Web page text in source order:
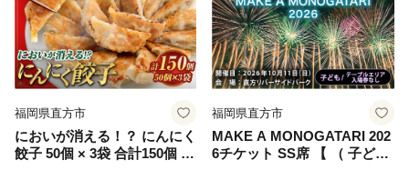
福岡県直方市
においが消える！？ にんにく
餃子 50個 × 3袋 合計150個 海
福岡県直方市
MAKE A MONOGATARI 202
6チケット SS席 【 （ 子ども